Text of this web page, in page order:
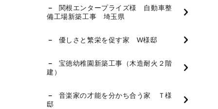
関根エンタープライズ様 自動車整
備工場新築工事 埼玉県
優しさと繁栄を促す家 W様邸
宝徳幼稚園新築工事（木造耐火２階
建）
音楽家の才能を分かち合う家 Ｔ様
邸